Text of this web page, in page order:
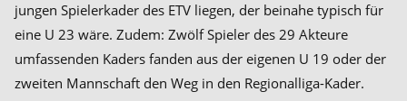
jungen Spielerkader des ETV liegen, der beinahe typisch für
eine U 23 wäre. Zudem: Zwölf Spieler des 29 Akteure
umfassenden Kaders fanden aus der eigenen U 19 oder der
zweiten Mannschaft den Weg in den Regionalliga-Kader.